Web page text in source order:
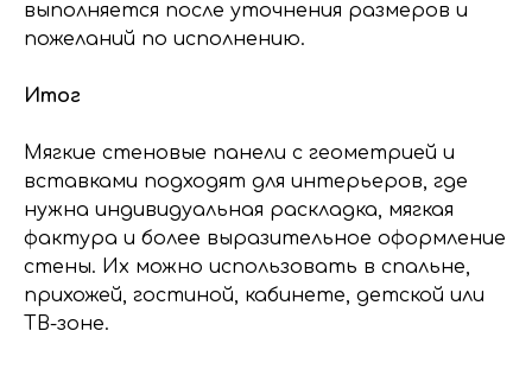
выполняется после уточнения размеров и
пожеланий по исполнению.
Итог
Мягкие стеновые панели с геометрией и
вставками подходят для интерьеров, где
нужна индивидуальная раскладка, мягкая
фактура и более выразительное оформление
стены. Их можно использовать в спальне,
прихожей, гостиной, кабинете, детской или
ТВ-зоне.